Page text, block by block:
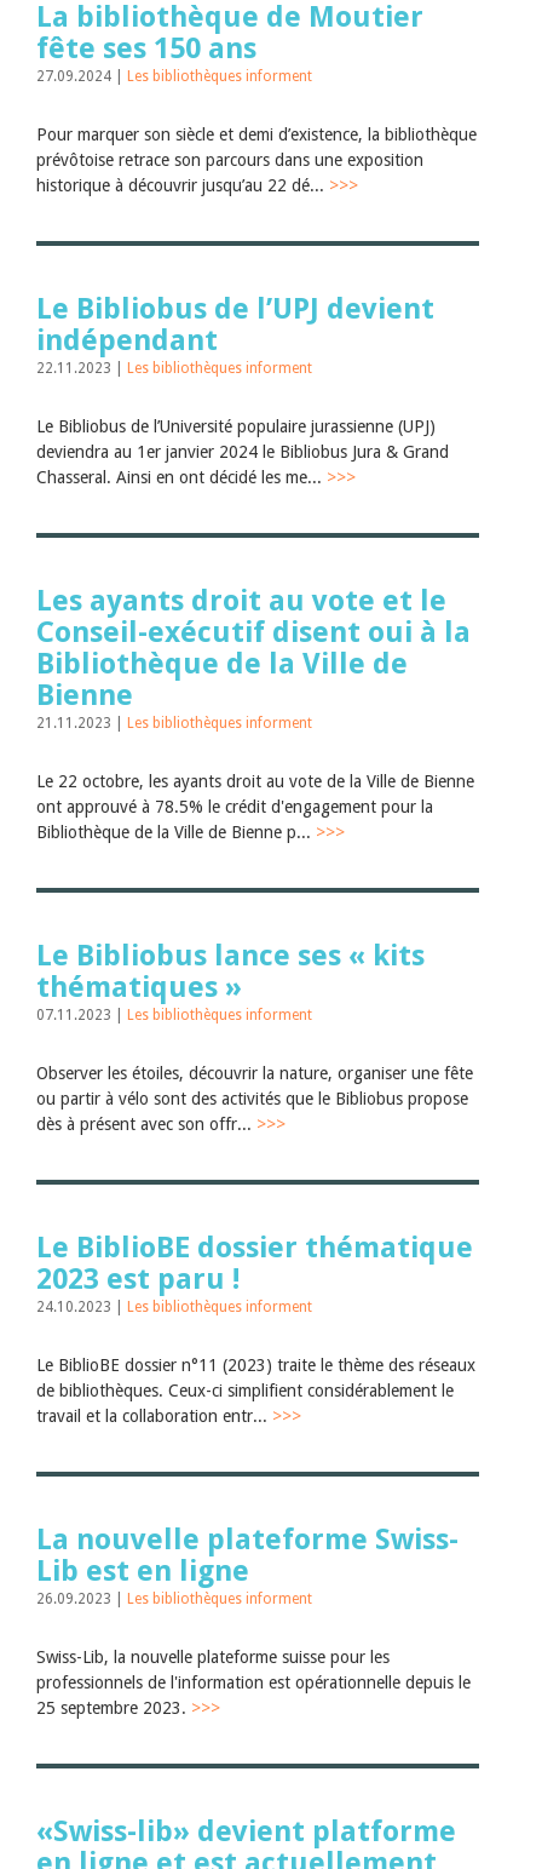
La bibliothèque de Moutier
fête ses 150 ans
27.09.2024 | Les bibliothèques informent
Pour marquer son siècle et demi d’existence, la bibliothèque
prévôtoise retrace son parcours dans une exposition
historique à découvrir jusqu’au 22 dé... >>>
Le Bibliobus de l’UPJ devient
indépendant
22.11.2023 | Les bibliothèques informent
Le Bibliobus de l’Université populaire jurassienne (UPJ)
deviendra au 1er janvier 2024 le Bibliobus Jura & Grand
Chasseral. Ainsi en ont décidé les me... >>>
Les ayants droit au vote et le
Conseil-exécutif disent oui à la
Bibliothèque de la Ville de
Bienne
21.11.2023 | Les bibliothèques informent
Le 22 octobre, les ayants droit au vote de la Ville de Bienne
ont approuvé à 78.5% le crédit d'engagement pour la
Bibliothèque de la Ville de Bienne p... >>>
Le Bibliobus lance ses « kits
thématiques »
07.11.2023 | Les bibliothèques informent
Observer les étoiles, découvrir la nature, organiser une fête
ou partir à vélo sont des activités que le Bibliobus propose
dès à présent avec son offr... >>>
Le BiblioBE dossier thématique
2023 est paru !
24.10.2023 | Les bibliothèques informent
Le BiblioBE dossier n°11 (2023) traite le thème des réseaux
de bibliothèques. Ceux-ci simplifient considérablement le
travail et la collaboration entr... >>>
La nouvelle plateforme Swiss-
Lib est en ligne
26.09.2023 | Les bibliothèques informent
Swiss-Lib, la nouvelle plateforme suisse pour les
professionnels de l'information est opérationnelle depuis le
25 septembre 2023. >>>
«Swiss-lib» devient platforme